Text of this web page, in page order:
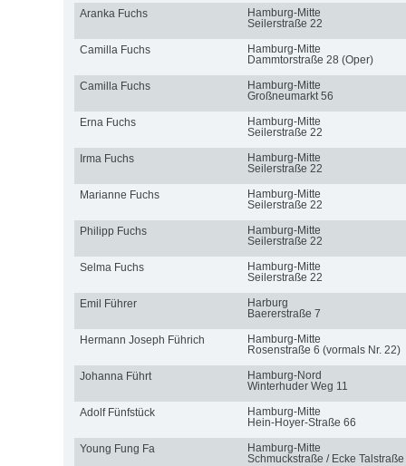
Aranka Fuchs
Hamburg-Mitte
Seilerstraße 22
Camilla Fuchs
Hamburg-Mitte
Dammtorstraße 28 (Oper)
Camilla Fuchs
Hamburg-Mitte
Großneumarkt 56
Erna Fuchs
Hamburg-Mitte
Seilerstraße 22
Irma Fuchs
Hamburg-Mitte
Seilerstraße 22
Marianne Fuchs
Hamburg-Mitte
Seilerstraße 22
Philipp Fuchs
Hamburg-Mitte
Seilerstraße 22
Selma Fuchs
Hamburg-Mitte
Seilerstraße 22
Emil Führer
Harburg
Baererstraße 7
Hermann Joseph Führich
Hamburg-Mitte
Rosenstraße 6 (vormals Nr. 22)
Johanna Führt
Hamburg-Nord
Winterhuder Weg 11
Adolf Fünfstück
Hamburg-Mitte
Hein-Hoyer-Straße 66
Young Fung Fa
Hamburg-Mitte
Schmuckstraße / Ecke Talstraße